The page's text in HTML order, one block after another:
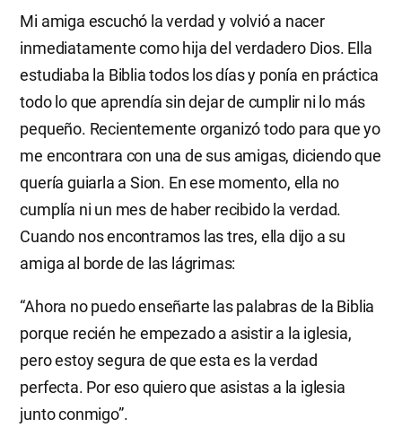
Mi amiga escuchó la verdad y volvió a nacer
inmediatamente como hija del verdadero Dios. Ella
estudiaba la Biblia todos los días y ponía en práctica
todo lo que aprendía sin dejar de cumplir ni lo más
pequeño. Recientemente organizó todo para que yo
me encontrara con una de sus amigas, diciendo que
quería guiarla a Sion. En ese momento, ella no
cumplía ni un mes de haber recibido la verdad.
Cuando nos encontramos las tres, ella dijo a su
amiga al borde de las lágrimas:
“Ahora no puedo enseñarte las palabras de la Biblia
porque recién he empezado a asistir a la iglesia,
pero estoy segura de que esta es la verdad
perfecta. Por eso quiero que asistas a la iglesia
junto conmigo”.